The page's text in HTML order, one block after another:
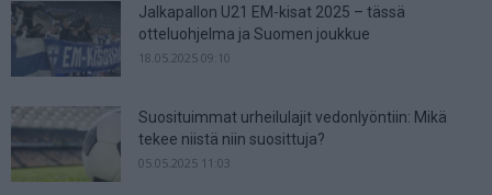
Jalkapallon U21 EM-kisat 2025 – tässä
otteluohjelma ja Suomen joukkue
18.05.2025 09:10
Suosituimmat urheilulajit vedonlyöntiin: Mikä
tekee niistä niin suosittuja?
05.05.2025 11:03